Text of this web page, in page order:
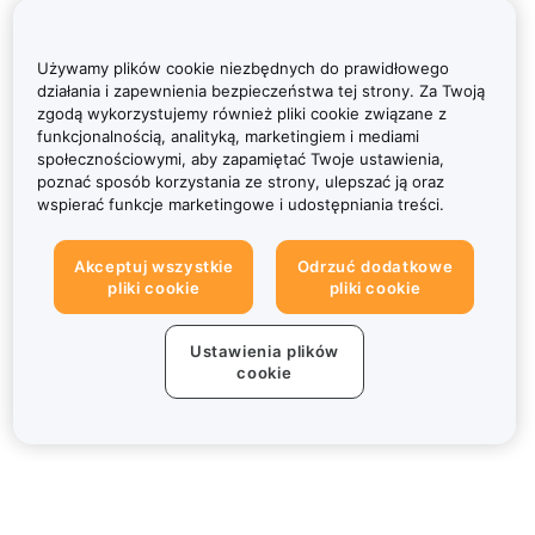
Używamy plików cookie niezbędnych do prawidłowego
działania i zapewnienia bezpieczeństwa tej strony. Za Twoją
zgodą wykorzystujemy również pliki cookie związane z
funkcjonalnością, analityką, marketingiem i mediami
społecznościowymi, aby zapamiętać Twoje ustawienia,
poznać sposób korzystania ze strony, ulepszać ją oraz
wspierać funkcje marketingowe i udostępniania treści.
Akceptuj wszystkie
pliki cookie
Odrzuć dodatkowe
pliki cookie
Ustawienia plików
cookie